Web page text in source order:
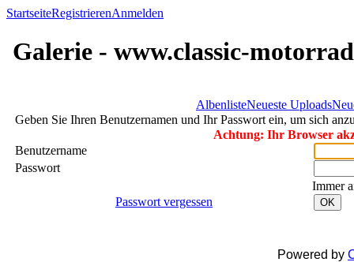
StartseiteRegistrierenAnmelden
Galerie - www.classic-
AlbenlisteNeueste Uploads
Geben Sie Ihren Benutzernamen und Ihr Passwort ein, um sich
Achtung: Ihr Browser
Benutzername
Passwort
Immer
Passwort vergessen
OK
Powered by